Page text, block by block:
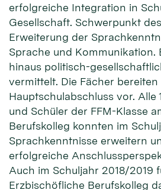
erfolgreiche Integration in
Gesellschaft. Schwerpunkt
Erweiterung der
Sprache und Kommunikation.
hinaus politisch-
vermittelt. Die Fächer
Hauptschulabschluss vor. Alle
und Schüler der FFM-Klasse
Berufskolleg konnten im
Sprachkenntnisse erweitern
erfolgreiche
Auch im Schuljahr 2018/2019
Erzbischöfliche Berufskolleg